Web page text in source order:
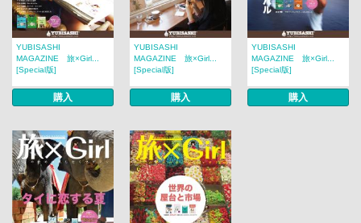
YUBISASHI
MAGAZINE 旅×Girl...
[Special版]
購入
YUBISASHI
MAGAZINE 旅×Girl...
[Special版]
購入
YUBISASHI
MAGAZINE 旅×Girl...
[Special版]
購入